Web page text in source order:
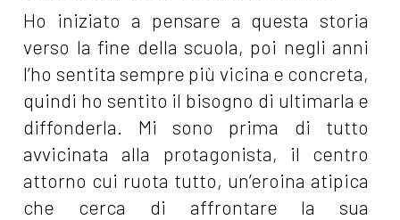
Ho iniziato a pensare a questa storia
verso la fine della scuola, poi negli anni
l’ho sentita sempre più vicina e concreta,
quindi ho sentito il bisogno di ultimarla e
diffonderla. Mi sono prima di tutto
avvicinata alla protagonista, il centro
attorno cui ruota tutto, un’eroina atipica
che cerca di affrontare la sua